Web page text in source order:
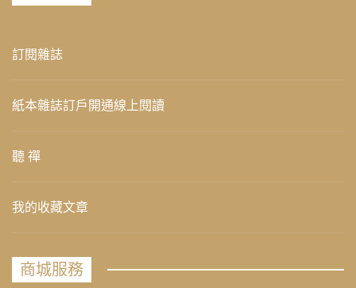
訂閱雜誌
紙本雜誌訂戶開通線上閱讀
聽 禪
我的收藏文章
商城服務